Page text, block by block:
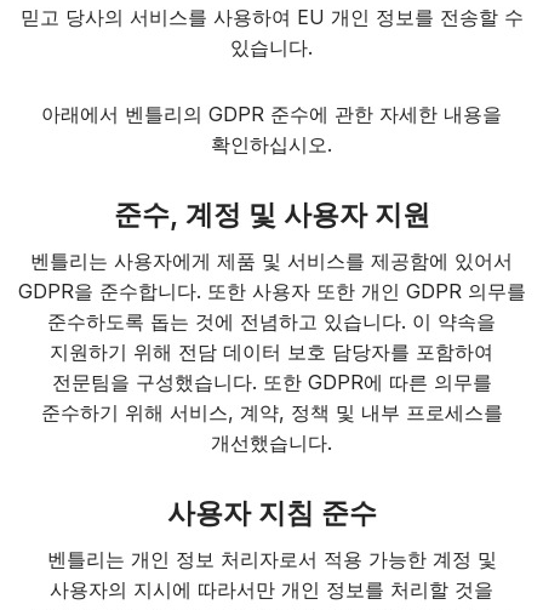
믿고 당사의 서비스를 사용하여 EU 개인 정보를 전송할 수
있습니다.
아래에서 벤틀리의 GDPR 준수에 관한 자세한 내용을
확인하십시오.
준수, 계정 및 사용자 지원
벤틀리는 사용자에게 제품 및 서비스를 제공함에 있어서
GDPR을 준수합니다. 또한 사용자 또한 개인 GDPR 의무를
준수하도록 돕는 것에 전념하고 있습니다. 이 약속을
지원하기 위해 전담 데이터 보호 담당자를 포함하여
전문팀을 구성했습니다. 또한 GDPR에 따른 의무를
준수하기 위해 서비스, 계약, 정책 및 내부 프로세스를
개선했습니다.
사용자 지침 준수
벤틀리는 개인 정보 처리자로서 적용 가능한 계정 및
사용자의 지시에 따라서만 개인 정보를 처리할 것을